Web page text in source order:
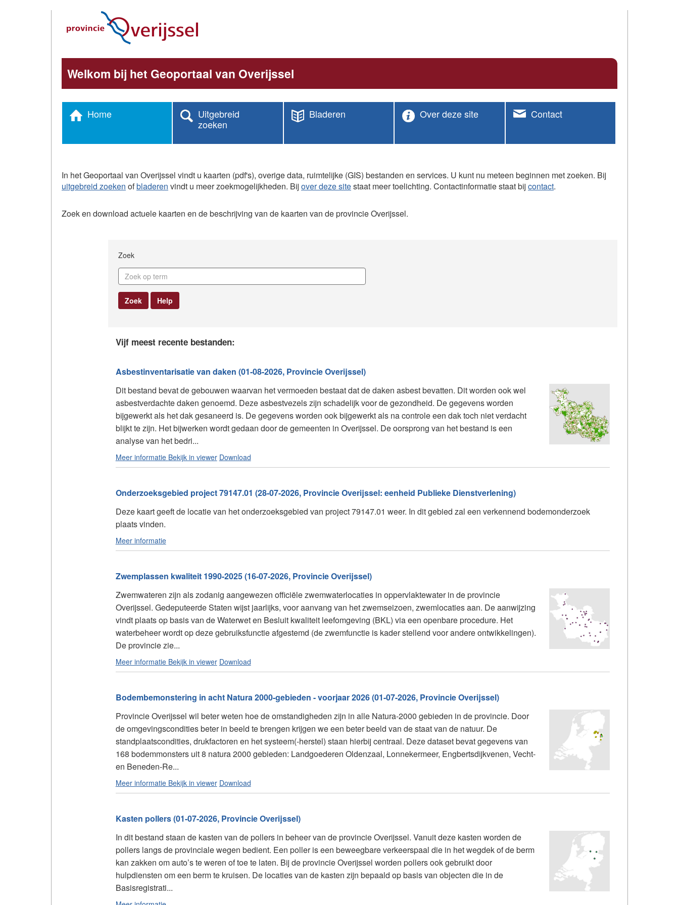
naar
hoofdinhoud
Welkom bij het Geoportaal van Overijssel
Home
Uitgebreid
zoeken
Bladeren Over deze site Contact
In het Geoportaal van Overijssel vindt u kaarten (pdf's), overige data, ruimtelijke (GIS) bestanden en services. U kunt nu meteen beginnen met zoeken. Bij
uitgebreid zoeken ofbladeren vindt u meer zoekmogelijkheden. Bijover deze sitestaat meer toelichting. Contactinformatie staat bijcontact.
Zoek en download actuele kaarten en de beschrijving van de kaarten van de provincie Overijssel.
Zoek
Zoek Help
Vijf meest recente bestanden:
Asbestinventarisatie van daken (01-08-2026, Provincie Overijssel)
Dit bestand bevat de gebouwen waarvan het vermoeden bestaat dat de daken asbest bevatten. Dit worden ook wel
asbestverdachte daken genoemd. Deze asbestvezels zijn schadelijk voor de gezondheid. De gegevens worden
bijgewerkt als het dak gesaneerd is. De gegevens worden ook bijgewerkt als na controle een dak toch niet verdacht
blijkt te zijn. Het bijwerken wordt gedaan door de gemeenten in Overijssel. De oorsprong van het bestand is een
analyse van het bedri...
Meer informatie Bekijk in viewer Download
Onderzoeksgebied project 79147.01 (28-07-2026, Provincie Overijssel: eenheid Publieke Dienstverlening)
Deze kaart geeft de locatie van het onderzoeksgebied van project 79147.01 weer. In dit gebied zal een verkennend bodemonderzoek
plaats vinden.
Meer informatie
Zwemplassen kwaliteit 1990-2025 (16-07-2026, Provincie Overijssel)
Zwemwateren zijn als zodanig aangewezen officiële zwemwaterlocaties in oppervlaktewater in de provincie
Overijssel. Gedeputeerde Staten wijst jaarlijks, voor aanvang van het zwemseizoen, zwemlocaties aan. De aanwijzing
vindt plaats op basis van de Waterwet en Besluit kwaliteit leefomgeving (BKL) via een openbare procedure. Het
waterbeheer wordt op deze gebruiksfunctie afgestemd (de zwemfunctie is kader stellend voor andere ontwikkelingen).
De provincie zie...
Meer informatie Bekijk in viewer Download
Bodembemonstering in acht Natura 2000-gebieden - voorjaar 2026 (01-07-2026, Provincie Overijssel)
Provincie Overijssel wil beter weten hoe de omstandigheden zijn in alle Natura-2000 gebieden in de provincie. Door
de omgevingscondities beter in beeld te brengen krijgen we een beter beeld van de staat van de natuur. De
standplaatscondities, drukfactoren en het systeem(-herstel) staan hierbij centraal. Deze dataset bevat gegevens van
168 bodemmonsters uit 8 natura 2000 gebieden: Landgoederen Oldenzaal, Lonnekermeer, Engbertsdijkvenen, Vecht-
en Beneden-Re...
Meer informatie Bekijk in viewer Download
Kasten pollers (01-07-2026, Provincie Overijssel)
In dit bestand staan de kasten van de pollers in beheer van de provincie Overijssel. Vanuit deze kasten worden de
pollers langs de provinciale wegen bedient. Een poller is een beweegbare verkeerspaal die in het wegdek of de berm
kan zakken om auto’s te weren of toe te laten. Bij de provincie Overijssel worden pollers ook gebruikt door
hulpdiensten om een berm te kruisen. De locaties van de kasten zijn bepaald op basis van objecten die in de
Basisregistrati...